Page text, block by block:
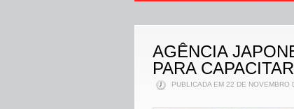
AGÊNCIA
PARA
PUBLICADA EM 22 DE NOVEMBRO